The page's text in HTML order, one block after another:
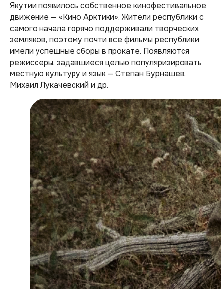
Якутии появилось собственное кинофестивальное
движение — «Кино Арктики». Жители республики с
самого начала горячо поддерживали творческих
земляков, поэтому почти все фильмы республики
имели успешные сборы в прокате. Появляются
режиссеры, задавшиеся целью популяризировать
местную культуру и язык — Степан Бурнашев,
Михаил Лукачевский и др.